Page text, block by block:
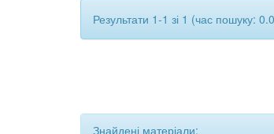
Результати 1-1 зі 1 (час пошуку:
Знайдені матеріали: